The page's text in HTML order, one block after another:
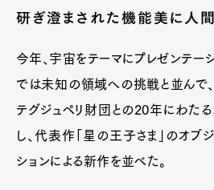
研ぎ澄まされた機能美に人
今年、宇宙をテーマにプレゼンテー
では未知の領域への挑戦と並んで、
テグジュペリ財団との20年にわた
し、代表作「星の王子さま」のオブ
ションによる新作を並べた。